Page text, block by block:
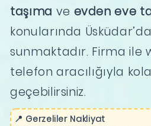
taşıma ve evden eve
konularında
sunmaktadır. Firma ile
telefon aracılığıyla
geçebilirsiniz.
📍 Gerzeliler Nakliyat